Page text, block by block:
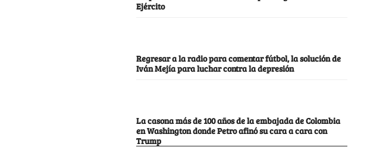
Ejército
Regresar a la radio para comentar fútbol, la solución de
Iván Mejía para luchar contra la depresión
La casona más de 100 años de la embajada de Colombia
en Washington donde Petro afinó su cara a cara con
Trump